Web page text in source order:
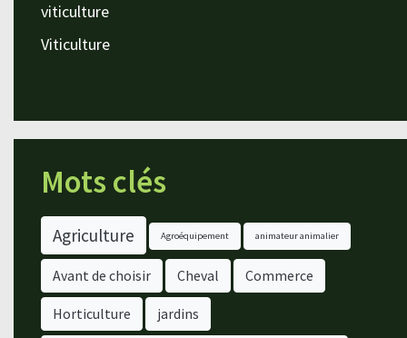
viticulture
Viticulture
Mots clés
Agriculture Agroéquipement animateur animalier
Avant de choisir Cheval Commerce
Horticulture jardins